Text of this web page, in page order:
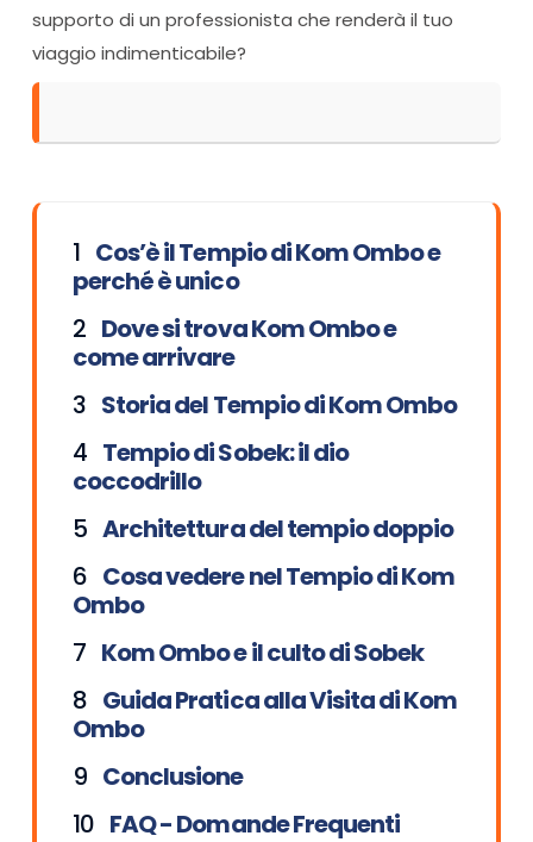
supporto di un professionista che renderà il tuo
viaggio indimenticabile?
Cos’è il Tempio di Kom Ombo e
perché è unico
Dove si trova Kom Ombo e
come arrivare
Storia del Tempio di Kom Ombo
Tempio di Sobek: il dio
coccodrillo
Architettura del tempio doppio
Cosa vedere nel Tempio di Kom
Ombo
Kom Ombo e il culto di Sobek
Guida Pratica alla Visita di Kom
Ombo
Conclusione
FAQ - Domande Frequenti